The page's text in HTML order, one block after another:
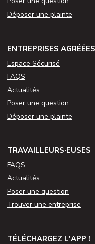
Déposer une plainte
ENTREPRISES AGRÉÉES
Espace Sécurisé
FAQS
Actualités
Poser une question
Déposer une plainte
TRAVAILLEURS·EUSES
FAQS
Actualités
Poser une question
Trouver une entreprise
TÉLÉCHARGEZ L'APP !